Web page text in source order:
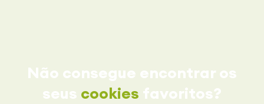
Não consegue encontrar os
seus cookies favoritos?